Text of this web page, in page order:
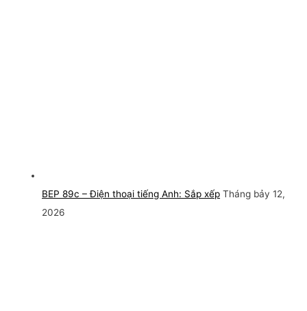
BEP 89c – Điện thoại tiếng Anh: Sắp xếp Tháng bảy 12,
2026